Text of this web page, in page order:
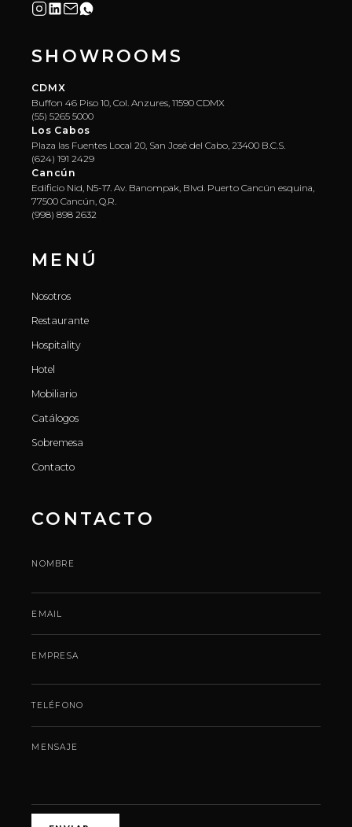
SHOWROOMS
CDMX
Buffon 46 Piso 10, Col. Anzures, 11590 CDMX
(55) 5265 5000
Los Cabos
Plaza las Fuentes Local 20, San José del Cabo, 23400 B.C.S.
(624) 191 2429
Cancún
Edificio Nid, N5-17. Av. Banompak, Blvd. Puerto Cancún esquina,
77500 Cancún, Q.R.
(998) 898 2632
MENÚ
Nosotros
Restaurante
Hospitality
Hotel
Mobiliario
Catálogos
Sobremesa
Contacto
CONTACTO
NOMBRE
EMAIL
EMPRESA
TELÉFONO
MENSAJE